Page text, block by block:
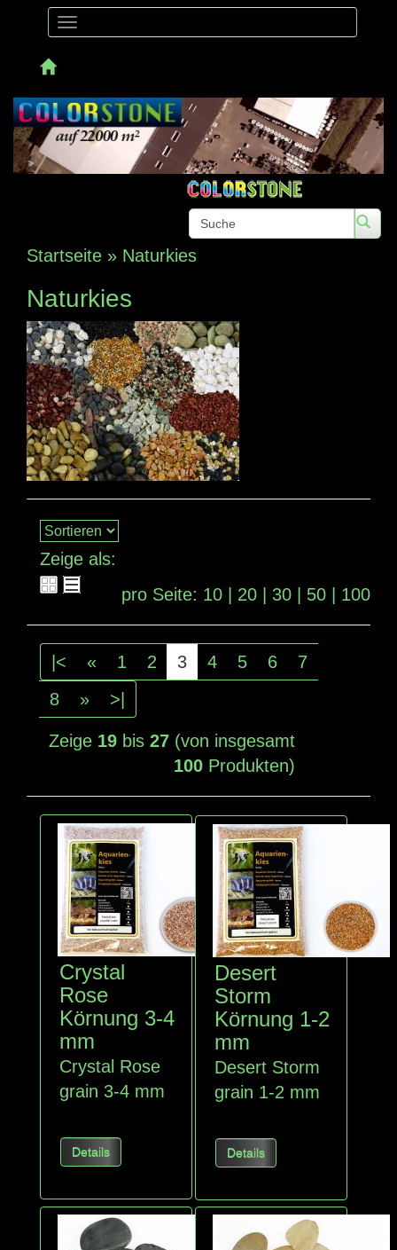
Toggle
Startseite » Naturkies
Naturkies
Zeige als:
pro Seite: 10 20 30 50 100
|< « 1 2 3 4 5 6
7
8
» >|
Zeige 19 bis27 (von insgesamt
100 Produkten)
Crystal
Rose
Körnung 3-4
mm
Crystal Rose
grain 3-4 mm
Details
Desert
Storm
Körnung 1-2
mm
Desert Storm
grain 1-2 mm
Details